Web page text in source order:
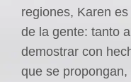
regiones, Karen
de la gente: tanto
demostrar con
que se